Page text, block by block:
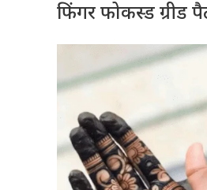
फिंगर फोकस्ड ग्रीड